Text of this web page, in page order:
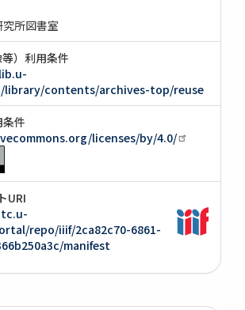
所図書室
）利用条件
library/contents/archives-top/reuse
件
licenses/by/4.0/
URI
repo/iiif/2ca82c70-6861-
manifest